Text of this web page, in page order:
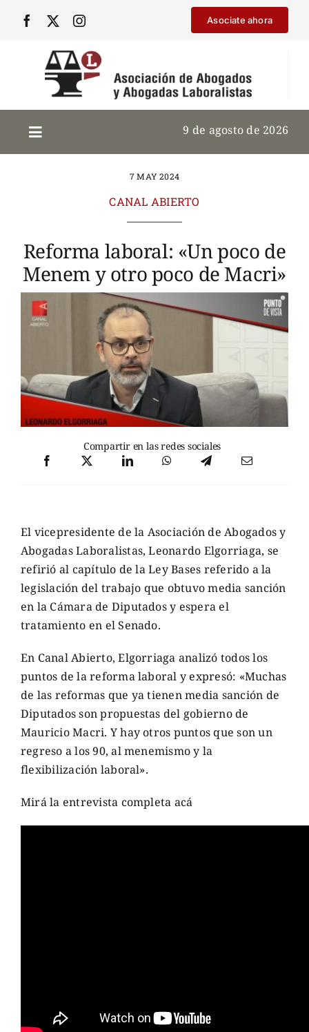
Asociate ahora
9 de agosto de 2026
7 MAY 2024
CANAL ABIERTO
Reforma laboral: «Un poco de
Menem y otro poco de Macri»
Compartir en las redes sociales
El vicepresidente de la Asociación de Abogados y
Abogadas Laboralistas, Leonardo Elgorriaga, se
refirió al capítulo de la Ley Bases referido a la
legislación del trabajo que obtuvo media sanción
en la Cámara de Diputados y espera el
tratamiento en el Senado.
En Canal Abierto, Elgorriaga analizó todos los
puntos de la reforma laboral y expresó: «Muchas
de las reformas que ya tienen media sanción de
Diputados son propuestas del gobierno de
Mauricio Macri. Y hay otros puntos que son un
regreso a los 90, al menemismo y la
flexibilización laboral».
Mirá la entrevista completa acá